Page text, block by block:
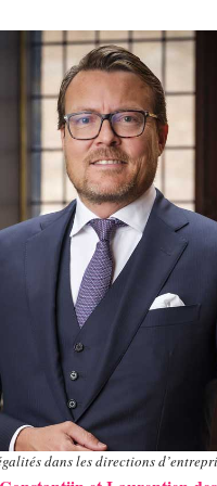
dans les directions